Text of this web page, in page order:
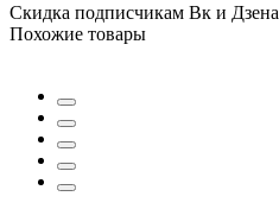
Скидка подписчикам Вк и Дзена
Похожие товары